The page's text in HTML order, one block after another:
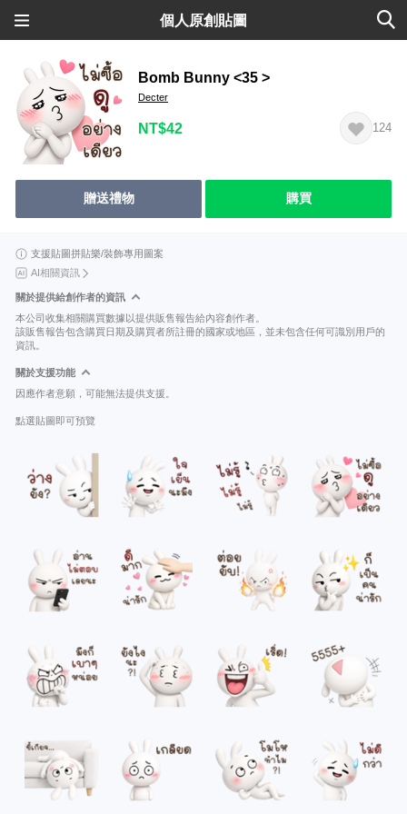
個人原創貼圖
Bomb Bunny <35 >
Decter
NT$42 124
贈送禮物 購買
支援貼圖拼貼樂/裝飾專用圖案
AI相關資訊
關於提供給創作者的資訊
本公司收集相關購買數據以提供販售報告給內容創作者。
該販售報告包含購買日期及購買者所註冊的國家或地區，並未包含任何可識別用戶的
資訊。
關於支援功能
因應作者意願，可能無法提供支援。
點選貼圖即可預覽